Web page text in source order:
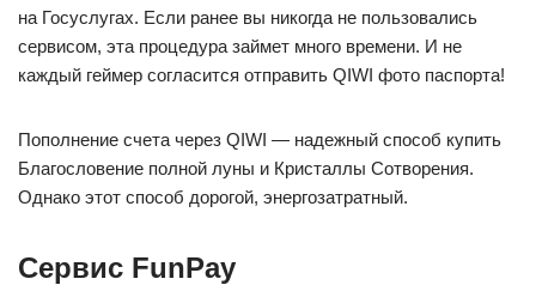
на Госуслугах. Если ранее вы никогда не пользовались
сервисом, эта процедура займет много времени. И не
каждый геймер согласится отправить QIWI фото паспорта!
Пополнение счета через QIWI — надежный способ купить
Благословение полной луны и Кристаллы Сотворения.
Однако этот способ дорогой, энергозатратный.
Сервис FunPay